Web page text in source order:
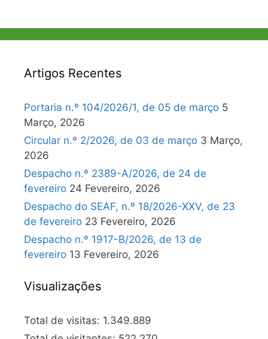
Artigos Recentes
Portaria n.º 104/2026/1, de 05 de março 5
Março, 2026
Circular n.º 2/2026, de 03 de março 3 Março,
2026
Despacho n.º 2389-A/2026, de 24 de
fevereiro 24 Fevereiro, 2026
Despacho do SEAF, n.º 18/2026-XXV, de 23
de fevereiro 23 Fevereiro, 2026
Despacho n.º 1917-B/2026, de 13 de
fevereiro 13 Fevereiro, 2026
Visualizações
Total de visitas: 1.349.889